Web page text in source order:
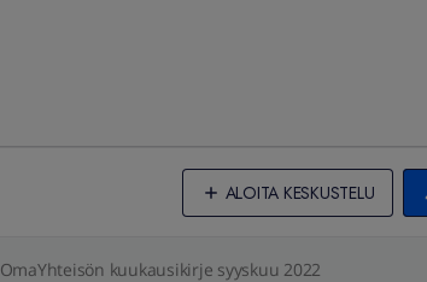
ALOITA KESKUSTELU
OmaYhteisön kuukausikirje syyskuu 2022